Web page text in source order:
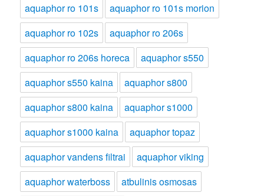
aquaphor ro 101s
aquaphor ro 101s morion
aquaphor ro 102s
aquaphor ro 206s
aquaphor ro 206s horeca
aquaphor s550
aquaphor s550 kaina
aquaphor s800
aquaphor s800 kaina
aquaphor s1000
aquaphor s1000 kaina
aquaphor topaz
aquaphor vandens filtrai
aquaphor viking
aquaphor waterboss
atbulinis osmosas